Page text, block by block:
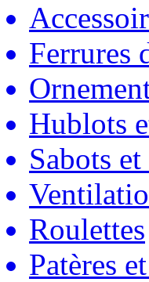
Ferrures
Hublots
Sabots
Roulettes
Patères